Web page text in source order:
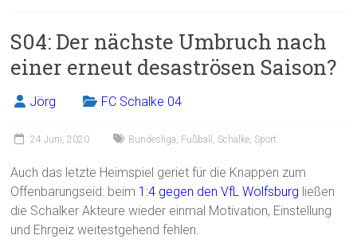
S04: Der nächste Umbruch nach
einer erneut desaströsen Saison?
Jörg FC Schalke 04
24 Juni, 2020 Bundesliga, Fußball , Schalke, Sport
Auch das letzte Heimspiel geriet für die Knappen zum
Offenbarungseid: beim 1:4 gegen den VfL Wolfsburg ließen
die Schalker Akteure wieder einmal Motivation, Einstellung
und Ehrgeiz weitestgehend fehlen.